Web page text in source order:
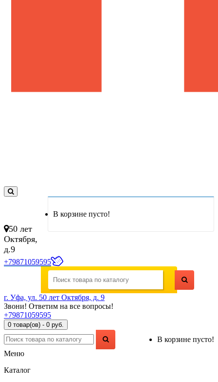
В корзине пусто!
50 лет
Октября,
д.9
+79871059595
г. Уфа, ул. 50 лет Октября, д. 9
Звони! Ответим на все вопросы!
+79871059595
0 товар(ов) - 0 руб.
В корзине пусто!
Меню
Каталог